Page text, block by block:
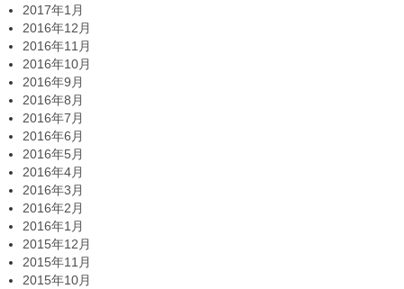
2017年1月
2016年12月
2016年11月
2016年10月
2016年9月
2016年8月
2016年7月
2016年6月
2016年5月
2016年4月
2016年3月
2016年2月
2016年1月
2015年12月
2015年11月
2015年10月